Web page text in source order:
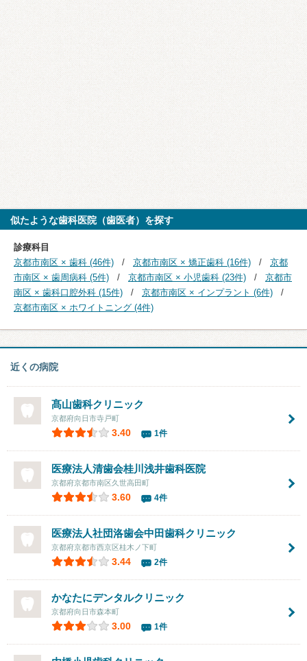
似たような歯科医院（歯医者）を探す
診療科目
京都市南区 × 歯科 (46件)
京都市南区 × 矯正歯科 (16件)
京都
市南区 × 歯周病科 (5件)
京都市南区 × 小児歯科 (23件)
京都市
南区 × 歯科口腔外科 (15件)
京都市南区 × インプラント (6件)
京都市南区 × ホワイトニング (4件)
近くの病院
髙山歯科クリニック
京都府向日市寺戸町
3.40 1件
医療法人清歯会桂川浅井歯科医院
京都府京都市南区久世高田町
3.60 4件
医療法人社団洛歯会中田歯科クリニック
京都府京都市西京区桂木ノ下町
3.44 2件
かなたにデンタルクリニック
京都府向日市森本町
3.00 1件